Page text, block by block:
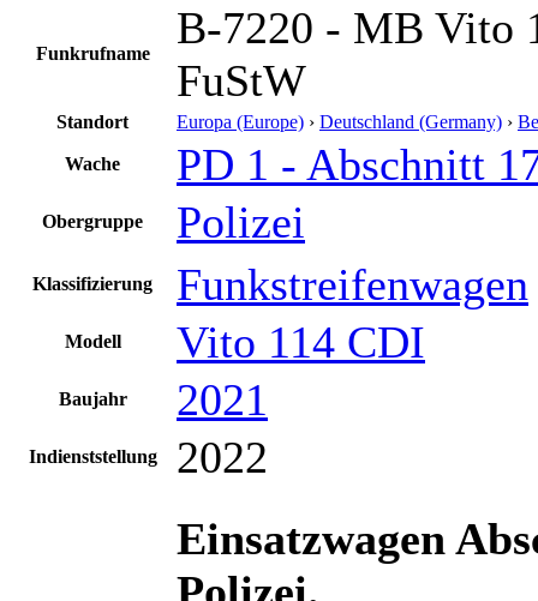
Funkrufname
B-7220 - MB Vito
FuStW
Standort Europa (Europe) › Deutschland (Germany) ›
Wache PD 1 - Abschnitt
Obergruppe Polizei
Klassifizierung Funkstreifenwagen
Modell Vito 114 CDI
Baujahr 2021
Indienststellung 2022
Einsatzwagen